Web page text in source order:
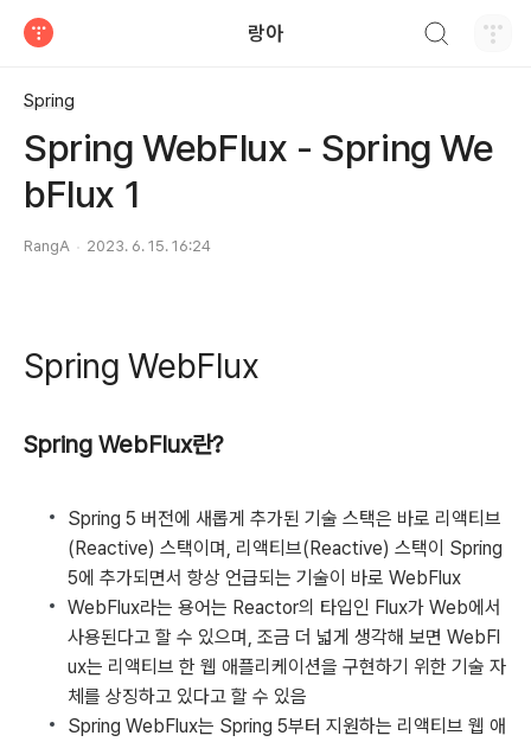
랑아
Spring
Spring WebFlux - Spring We
bFlux 1
RangA 2023. 6. 15. 16:24
Spring WebFlux
Spring WebFlux란?
Spring 5 버전에 새롭게 추가된 기술 스택은 바로 리액티브
(Reactive) 스택이며, 리액티브(Reactive) 스택이 Spring
5에 추가되면서 항상 언급되는 기술이 바로 WebFlux
WebFlux라는 용어는 Reactor의 타입인 Flux가 Web에서
사용된다고 할 수 있으며, 조금 더 넓게 생각해 보면 WebFl
ux는 리액티브 한 웹 애플리케이션을 구현하기 위한 기술 자
체를 상징하고 있다고 할 수 있음
Spring WebFlux는 Spring 5부터 지원하는 리액티브 웹 애